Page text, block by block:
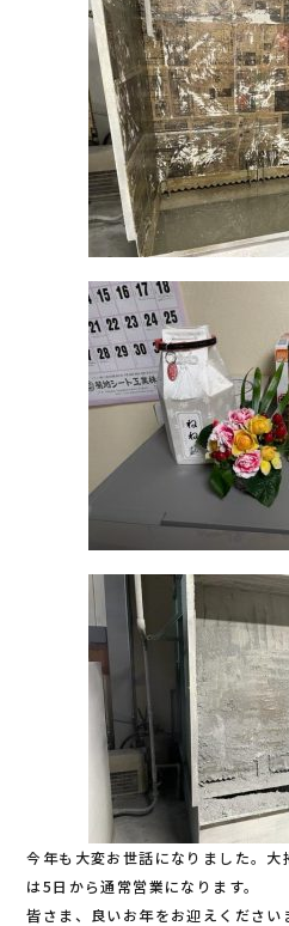
今年も大変お世話になりました。
は5日から通常営業になります。
皆さま、良いお年をお迎えください